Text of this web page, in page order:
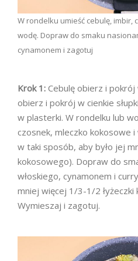
W rondelku umieść cebulę, imbir,
wodę. Dopraw do smaku
cynamonem i zagotuj
Krok 1: Cebulę obierz i
obierz i pokrój w cienkie
w plasterki. W rondelku lub
czosnek, mleczko kokosowe
w taki sposób, aby było jej
kokosowego). Dopraw do
włoskiego, cynamonem i
mniej więcej 1/3-1/2 łyżeczki
Wymieszaj i zagotuj.